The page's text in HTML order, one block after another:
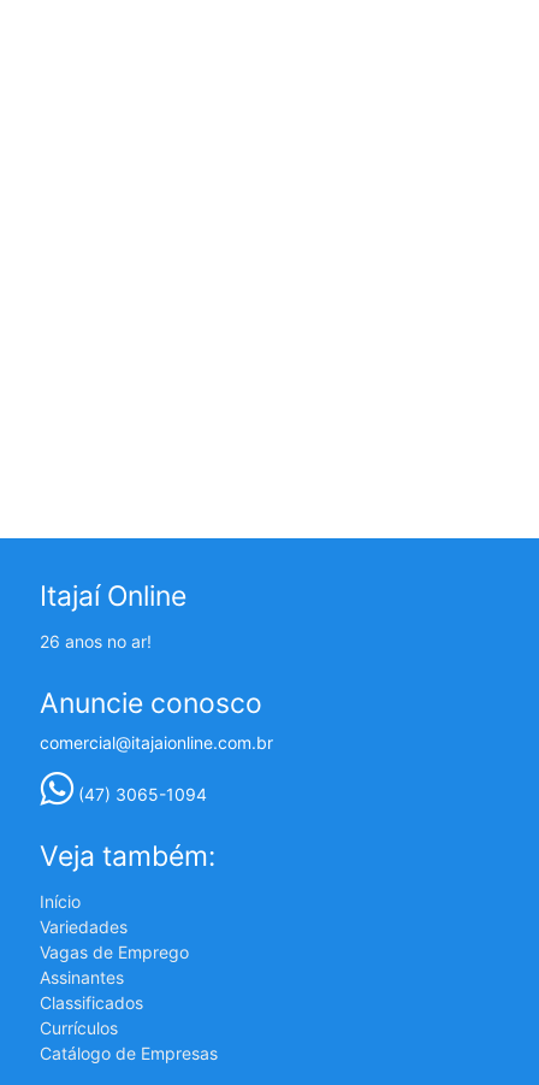
Itajaí Online
26 anos no ar!
Anuncie conosco
comercial@itajaionline.com.br
(47) 3065-1094
Veja também:
Início
Variedades
Vagas de Emprego
Assinantes
Classificados
Currículos
Catálogo de Empresas